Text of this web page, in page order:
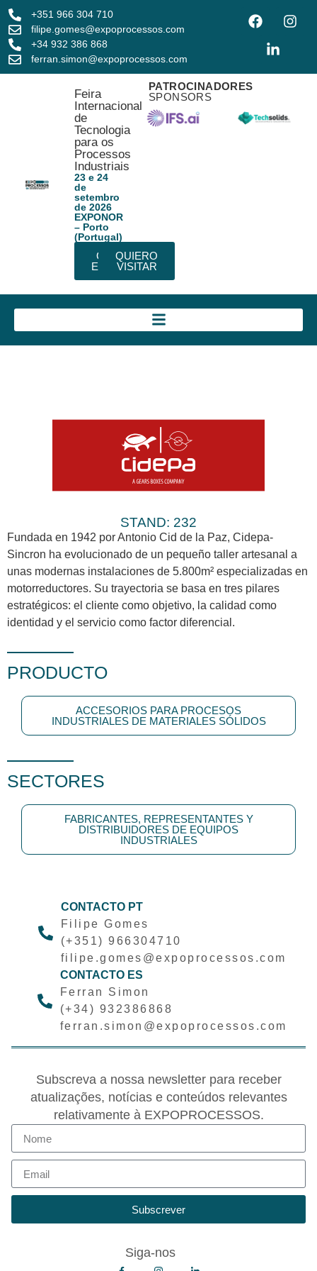
+351 966 304 710
filipe.gomes@expoprocessos.com
+34 932 386 868
ferran.simon@expoprocessos.com
Feira
Internacional
de
Tecnologia
para os
Processos
Industriais
23 e 24
de
setembro
de 2026
EXPONOR
– Porto
(Portugal)
QUIERO
EXPONER
QUIERO
VISITAR
PATROCINADORES
SPONSORS
STAND: 232
Fundada en 1942 por Antonio Cid de la Paz, Cidepa-
Sincron ha evolucionado de un pequeño taller artesanal a
unas modernas instalaciones de 5.800m² especializadas en
motorreductores. Su trayectoria se basa en tres pilares
estratégicos: el cliente como objetivo, la calidad como
identidad y el servicio como factor diferencial.
PRODUCTO
ACCESORIOS PARA PROCESOS
INDUSTRIALES DE MATERIALES SÓLIDOS
SECTORES
FABRICANTES, REPRESENTANTES Y
DISTRIBUIDORES DE EQUIPOS
INDUSTRIALES
CONTACTO PT
Filipe Gomes
(+351) 966304710
filipe.gomes@expoprocessos.com
CONTACTO ES
Ferran Simon
(+34) 932386868
ferran.simon@expoprocessos.com
Subscreva a nossa newsletter para receber
atualizações, notícias e conteúdos relevantes
relativamente à EXPOPROCESSOS.
Subscrever
Siga-nos